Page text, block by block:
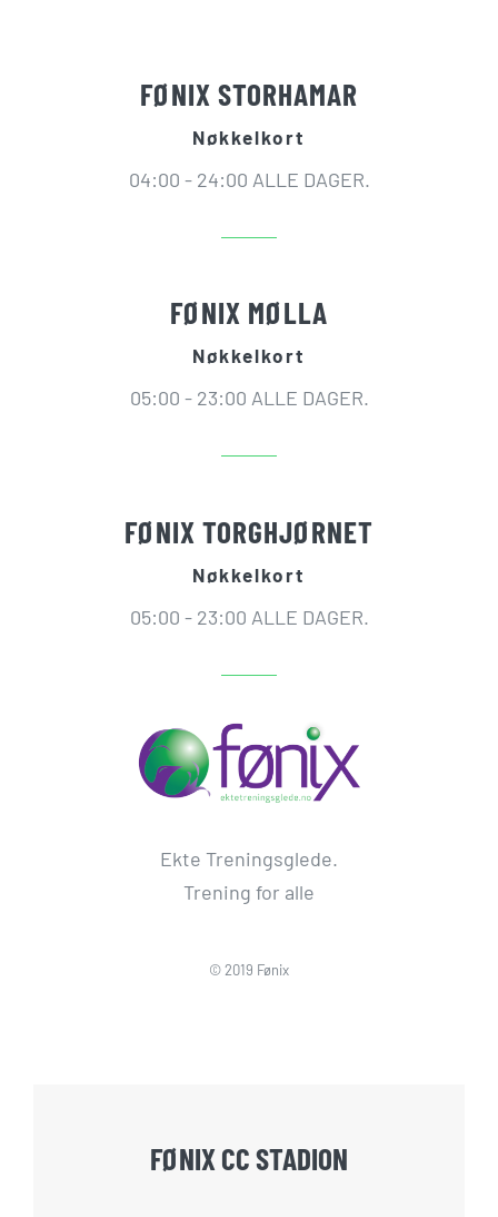
FØNIX STORHAMAR
Nøkkelkort
04:00 - 24:00 ALLE DAGER.
FØNIX MØLLA
Nøkkelkort
05:00 - 23:00 ALLE DAGER.
FØNIX TORGHJØRNET
Nøkkelkort
05:00 - 23:00 ALLE DAGER.
Ekte Treningsglede.
Trening for alle
© 2019 Fønix
FØNIX CC STADION